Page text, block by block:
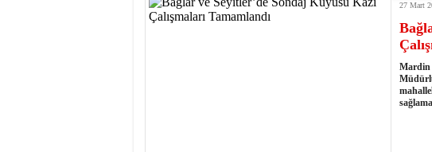
istiyor
19:06
- Öter: Maneviyatı ve ahlaki
- MARSU, Kabala Mahallesi'nin
- VEFAT • Mehmet Ata Baştuğ
- Mardin’de yangına müdahale
- Başkan Genç, Şırnak'ta dönel
- Bakan Memişoğlu: 500 yataklı
- Bitlis'te bir kişinin hayatını
27 Mart
Mardin